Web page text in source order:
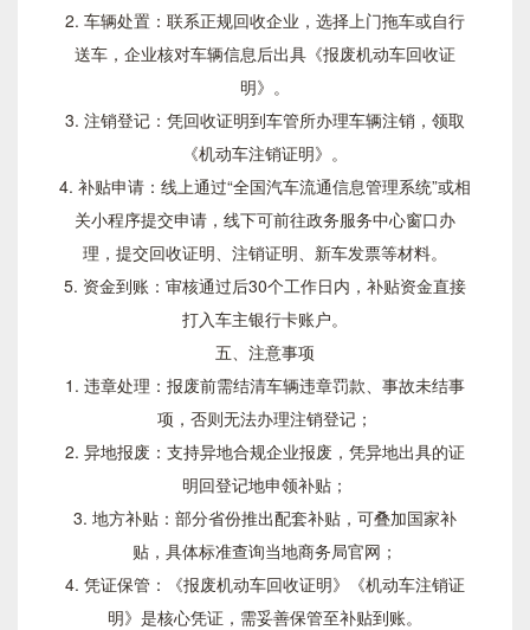
2. 车辆处置：联系正规回收企业，选择上门拖车或自行
送车，企业核对车辆信息后出具《报废机动车回收证
明》。
3. 注销登记：凭回收证明到车管所办理车辆注销，领取
《机动车注销证明》。
4. 补贴申请：线上通过“全国汽车流通信息管理系统”或相
关小程序提交申请，线下可前往政务服务中心窗口办
理，提交回收证明、注销证明、新车发票等材料。
5. 资金到账：审核通过后30个工作日内，补贴资金直接
打入车主银行卡账户。
五、注意事项
1. 违章处理：报废前需结清车辆违章罚款、事故未结事
项，否则无法办理注销登记；
2. 异地报废：支持异地合规企业报废，凭异地出具的证
明回登记地申领补贴；
3. 地方补贴：部分省份推出配套补贴，可叠加国家补
贴，具体标准查询当地商务局官网；
4. 凭证保管：《报废机动车回收证明》《机动车注销证
明》是核心凭证，需妥善保管至补贴到账。